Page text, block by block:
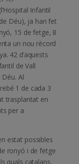
Infantil
Déu), ja han fet
15 de fetge, 8
un nou rècord
42 d’aquests
de Vall
Déu. Al
1 de cada 3
trasplantat en
per a
estat possibles
ronyó i de fetge
quals catalans,